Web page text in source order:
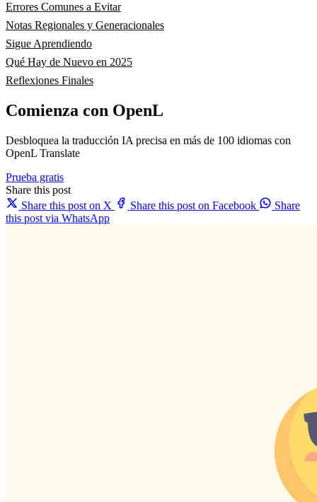
Errores Comunes a Evitar
Notas Regionales y Generacionales
Sigue Aprendiendo
Qué Hay de Nuevo en 2025
Reflexiones Finales
Comienza con OpenL
Desbloquea la traducción IA precisa en más de 100 idiomas con
OpenL Translate
Prueba gratis
Share this post
Share this post on X
Share this post on Facebook
Share
this post via WhatsApp